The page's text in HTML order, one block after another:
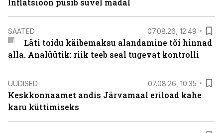
Inflatsioon püsib suvel madal
SAATED 07.08.26, 12:49
Läti toidu käibemaksu alandamine tõi hinnad
alla. Analüütik: riik teeb seal tugevat kontrolli
UUDISED 07.08.26, 10:35
Keskkonnaamet andis Järvamaal eriload kahe
karu küttimiseks